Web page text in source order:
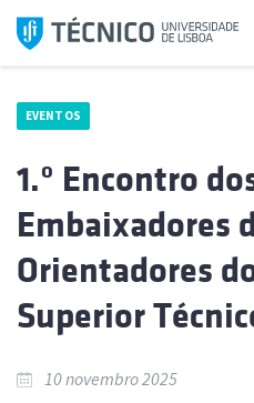
Saltar
para
EVENTOS
1.º Encontro
Embaixadores
Orientadores
Superior
10 novembro 2025